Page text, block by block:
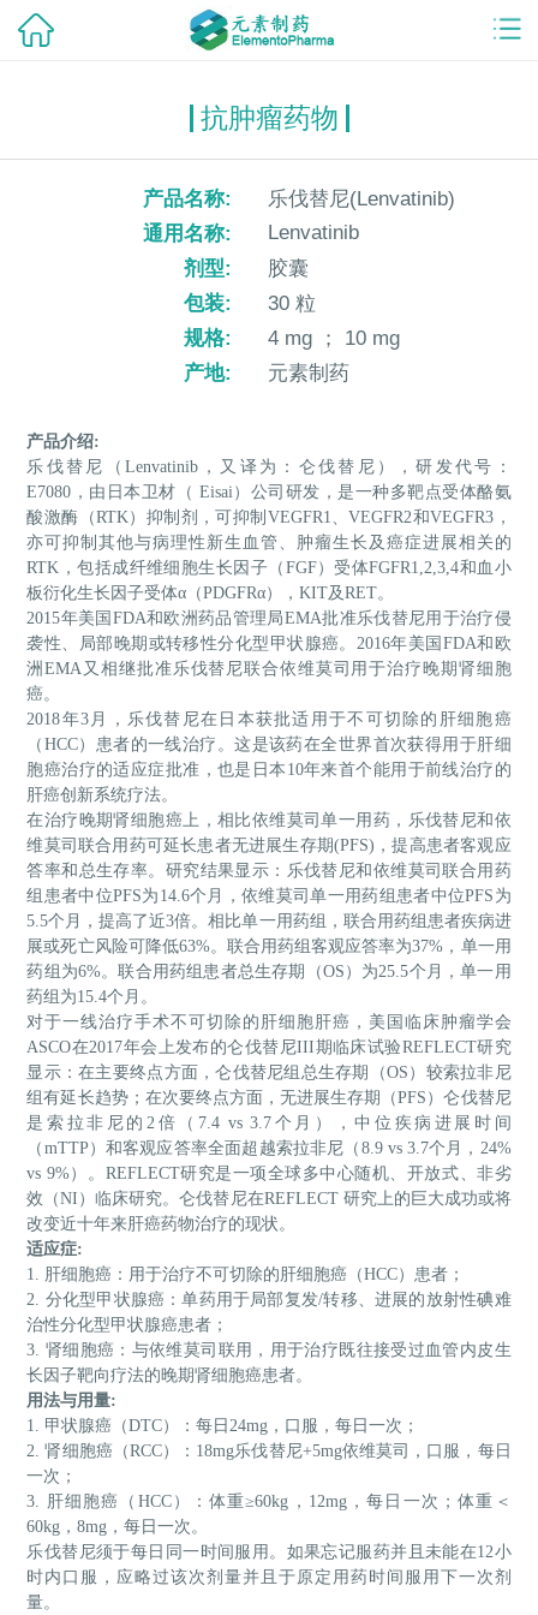
抗肿瘤药物
产品名称:
乐伐替尼(Lenvatinib)
通用名称:
Lenvatinib
剂型:
胶囊
包装:
30 粒
规格:
4 mg ； 10 mg
产地:
元素制药
产品介绍:
乐伐替尼（ Lenvatinib，又译为：仑伐替尼），研发代号：
E7080，由日本卫材（ Eisai）公司研发，是一种多靶点受体酪氨
酸激酶（RTK）抑制剂，可抑制VEGFR1、VEGFR2和VEGFR3，
亦可抑制其他与病理性新生血管、肿瘤生长及癌症进展相关的
RTK，包括成纤维细胞生长因子（FGF）受体FGFR1,2,3,4和血小
板衍化生长因子受体α（PDGFRα），KIT及RET。
2015年美国FDA和欧洲药品管理局EMA批准乐伐替尼用于治疗侵
袭性、局部晚期或转移性分化型甲状腺癌。2016年美国FDA和欧
洲EMA又相继批准乐伐替尼联合依维莫司用于治疗晚期肾细胞
癌。
2018年3月，乐伐替尼在日本获批适用于不可切除的肝细胞癌
（HCC）患者的一线治疗。这是该药在全世界首次获得用于肝细
胞癌治疗的适应症批准，也是日本10年来首个能用于前线治疗的
肝癌创新系统疗法。
在治疗晚期肾细胞癌上，相比依维莫司单一用药，乐伐替尼和依
维莫司联合用药可延长患者无进展生存期(PFS)，提高患者客观应
答率和总生存率。研究结果显示：乐伐替尼和依维莫司联合用药
组患者中位PFS为14.6个月，依维莫司单一用药组患者中位PFS为
5.5个月，提高了近3倍。相比单一用药组，联合用药组患者疾病进
展或死亡风险可降低63%。联合用药组客观应答率为37%，单一用
药组为6%。联合用药组患者总生存期（OS）为25.5个月，单一用
药组为15.4个月。
对于一线治疗手术不可切除的肝细胞肝癌，美国临床肿瘤学会
ASCO在2017年会上发布的仑伐替尼III期临床试验REFLECT研究
显示：在主要终点方面，仑伐替尼组总生存期（OS）较索拉非尼
组有延长趋势；在次要终点方面，无进展生存期（PFS）仑伐替尼
是索拉非尼的2倍（7.4 vs 3.7个月），中位疾病进展时间
（mTTP）和客观应答率全面超越索拉非尼（8.9 vs 3.7个月，24%
vs 9%）。REFLECT研究是一项全球多中心随机、开放式、非劣
效（NI）临床研究。仑伐替尼在REFLECT 研究上的巨大成功或将
改变近十年来肝癌药物治疗的现状。
适应症:
1. 肝细胞癌：用于治疗不可切除的肝细胞癌（HCC）患者；
2. 分化型甲状腺癌：单药用于局部复发/转移、进展的放射性碘难
治性分化型甲状腺癌患者；
3. 肾细胞癌：与依维莫司联用，用于治疗既往接受过血管内皮生
长因子靶向疗法的晚期肾细胞癌患者。
用法与用量:
1. 甲状腺癌（DTC）：每日24mg，口服，每日一次；
2. 肾细胞癌（RCC）：18mg乐伐替尼+5mg依维莫司，口服，每日
一次；
3. 肝细胞癌（HCC）：体重≥60kg，12mg，每日一次；体重＜
60kg，8mg，每日一次。
乐伐替尼须于每日同一时间服用。如果忘记服药并且未能在12小
时内口服，应略过该次剂量并且于原定用药时间服用下一次剂
量。